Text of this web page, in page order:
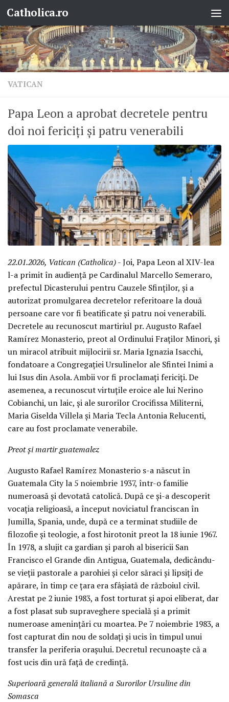
Skip to content
Catholica.ro
VATICAN
Papa Leon a aprobat decretele pentru
doi noi fericiți și patru venerabili
22.01.2026, Vatican (Catholica)- Joi, Papa Leon al XIV-lea
l-a primit în audiență pe Cardinalul Marcello Semeraro,
prefectul Dicasterului pentru Cauzele Sfinților, și a
autorizat promulgarea decretelor referitoare la două
persoane care vor fi beatificate și patru noi venerabili.
Decretele au recunoscut martiriul pr. Augusto Rafael
Ramírez Monasterio, preot al Ordinului Fraților Minori, și
un miracol atribuit mijlocirii sr. Maria Ignazia Isacchi,
fondatoare a Congregației Ursulinelor ale Sfintei Inimi a
lui Isus din Asola. Ambii vor fi proclamați fericiți. De
asemenea, a recunoscut virtuțile eroice ale lui Nerino
Cobianchi, un laic, și ale surorilor Crocifissa Militerni,
Maria Giselda Villela și Maria Tecla Antonia Relucenti,
care au fost proclamate venerabile.
Preot și martir guatemalez
Augusto Rafael Ramírez Monasterio s-a născut în
Guatemala City la 5 noiembrie 1937, într-o familie
numeroasă și devotată catolică. După ce și-a descoperit
vocația religioasă, a început noviciatul franciscan în
Jumilla, Spania, unde, după ce a terminat studiile de
filozofie și teologie, a fost hirotonit preot la 18 iunie 1967.
În 1978, a slujit ca gardian și paroh al bisericii San
Francisco el Grande din Antigua, Guatemala, dedicându-
se vieții pastorale a parohiei și celor săraci și lipsiți de
apărare, în timp ce țara era sfâșiată de războiul civil.
Arestat pe 2 iunie 1983, a fost torturat și apoi eliberat, dar
a fost plasat sub supraveghere specială și a primit
numeroase amenințări cu moartea. Pe 7 noiembrie 1983, a
fost capturat din nou de soldați și ucis în timpul unui
transfer la periferia orașului. Decretul recunoaște că a
fost ucis din ură față de credință.
Superioară generală italiană a Surorilor Ursuline din
Somasca